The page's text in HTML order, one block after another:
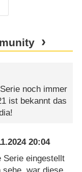
noch immer
ist bekannt das
20:04
Serie eingestellt
sehe, war diese